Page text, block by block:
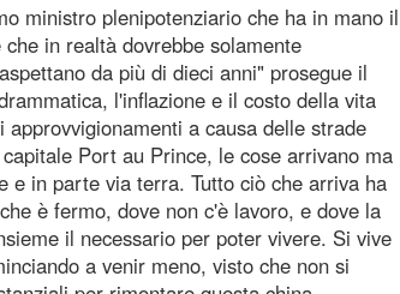
ministro plenipotenziario che ha in mano il
in realtà dovrebbe solamente
da più di dieci anni" prosegue il
l'inflazione e il costo della vita
a causa delle strade
Port au Prince, le cose arrivano ma
e in parte via terra. Tutto ciò che arriva ha
è fermo, dove non c'è lavoro, e dove la
il necessario per poter vivere. Si vive
a venir meno, visto che non si